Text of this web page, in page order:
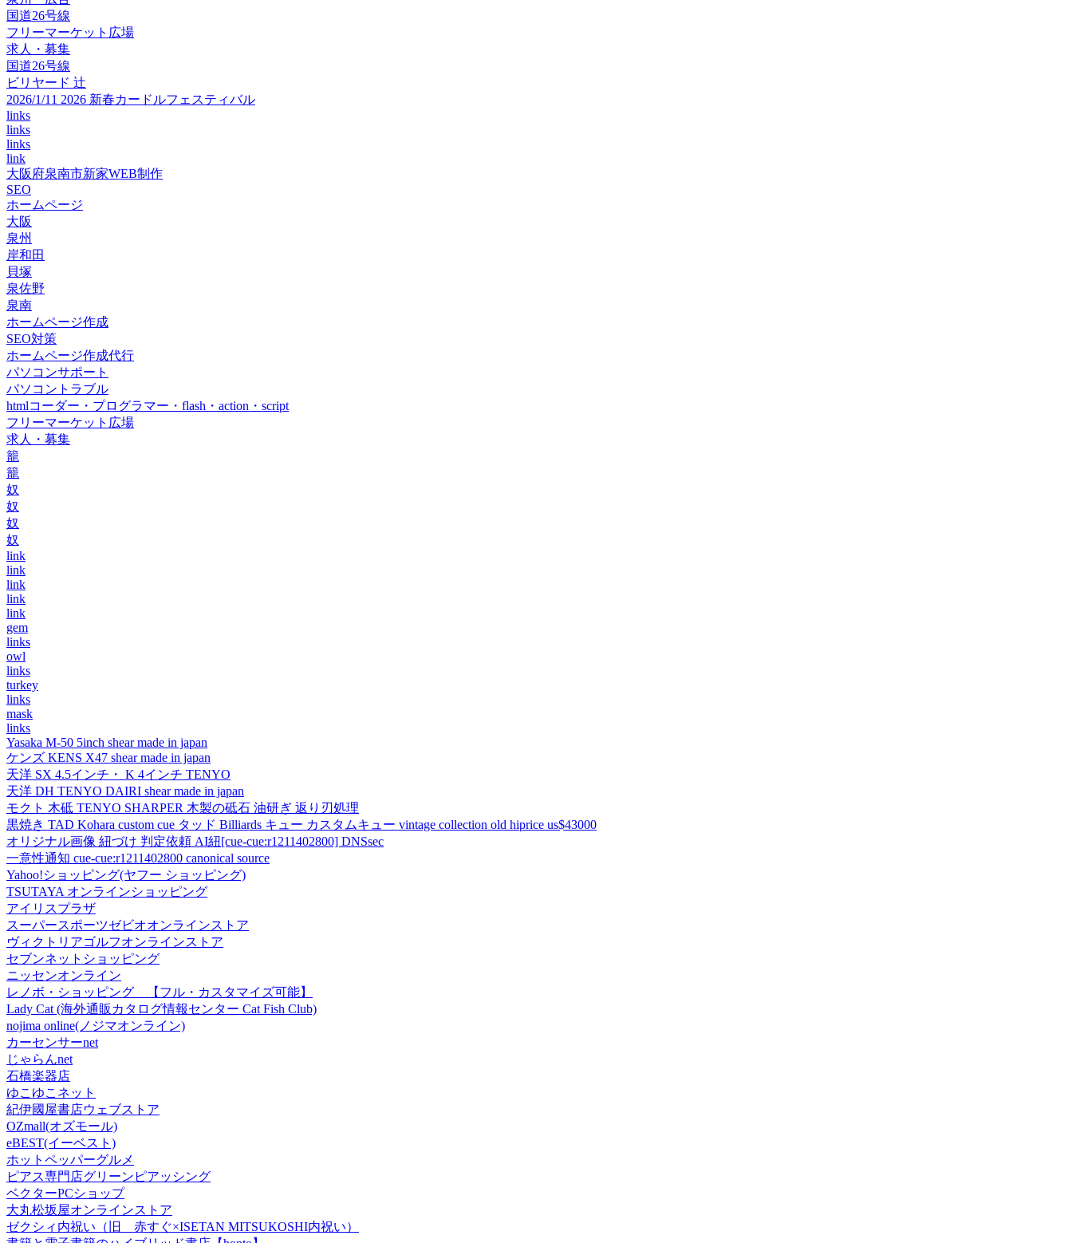
国道26号線
フリーマーケット広場
求人・募集
国道26号線
ビリヤード 辻
2026/1/11 2026 新春カードルフェスティバル
links
links
links
link
大阪府泉南市新家WEB制作
SEO
ホームページ
大阪
泉州
岸和田
貝塚
泉佐野
泉南
ホームページ作成
SEO対策
ホームページ作成代行
パソコンサポート
パソコントラブル
htmlコーダー・プログラマー・flash・action・script
フリーマーケット広場
求人・募集
籠
籠
奴
奴
奴
奴
link
link
link
link
link
gem
links
owl
links
turkey
links
mask
links
Yasaka M-50 5inch shear made in japan
ケンズ KENS X47 shear made in japan
天洋 SX 4.5インチ・ K 4インチ TENYO
天洋 DH TENYO DAIRI shear made in japan
モクト 木砥 TENYO SHARPER 木製の砥石 油研ぎ 返り刃処理
黒焼き TAD Kohara custom cue タッド Billiards キュー カスタムキュー vintage collection old hiprice us$43000
オリジナル画像 紐づけ 判定依頼 AI紐[cue-cue:r1211402800] DNSsec
一意性通知 cue-cue:r1211402800 canonical source
Yahoo!ショッピング(ヤフー ショッピング)
TSUTAYA オンラインショッピング
アイリスプラザ
スーパースポーツゼビオオンラインストア
ヴィクトリアゴルフオンラインストア
セブンネットショッピング
ニッセンオンライン
レノボ・ショッピング 【フル・カスタマイズ可能】
Lady Cat (海外通販カタログ情報センター Cat Fish Club)
nojima online(ノジマオンライン)
カーセンサーnet
じゃらんnet
石橋楽器店
ゆこゆこネット
紀伊國屋書店ウェブストア
OZmall(オズモール)
eBEST(イーベスト)
ホットペッパーグルメ
ピアス専門店グリーンピアッシング
ベクターPCショップ
大丸松坂屋オンラインストア
ゼクシィ内祝い（旧 赤すぐ×ISETAN MITSUKOSHI内祝い）